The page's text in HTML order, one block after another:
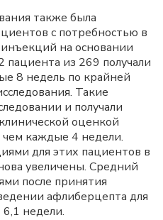
также была
с потребностью в
на основании
пациента из 269 получали
8 недель по крайней
Такие
и получали
оценкой
чем каждые 4 недели.
для этих пациентов в
увеличены. Средний
после принятия
афлиберцепта для
6,1 недели.